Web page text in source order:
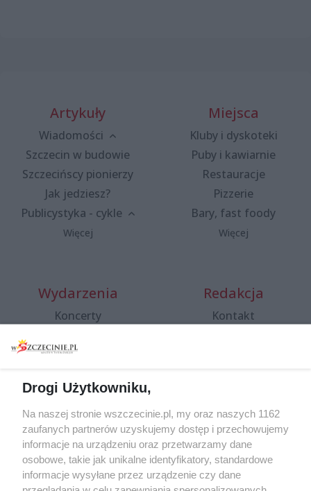
Artykuły
Wiadomości
Szczecin w budowie
Szczecińscy pionierzy
Jak jedziesz?
Publicystyka - cykle
Więcej
Miejsca
Kluby i dyskoteki
Puby i kawiarnie
Restauracje
Pizzerie
Bary, fast foody
Więcej
Wydarzenia
Koncerty
Spacery i oprowadzania
targi
Wernisaże
Więcej
Redakcja
Kontakt
Specjalny koncert z okazji
20. urodzin portalu
wSzczecinie.pl
Regulamin konkursów
śniadaniówka "Hej
Drogi Użytkowniku,
Na naszej stronie wszczecinie.pl, my oraz naszych 1162
zaufanych partnerów uzyskujemy dostęp i przechowujemy
informacje na urządzeniu oraz przetwarzamy dane
osobowe, takie jak unikalne identyfikatory, standardowe
informacje wysyłane przez urządzenie czy dane